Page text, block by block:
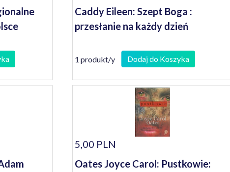
Caddy Eileen: Szept Boga :
przesłanie na każdy dzień
1 produkt/y Dodaj do Koszyka
5,00 PLN
Oates Joyce Carol: Pustkowie: